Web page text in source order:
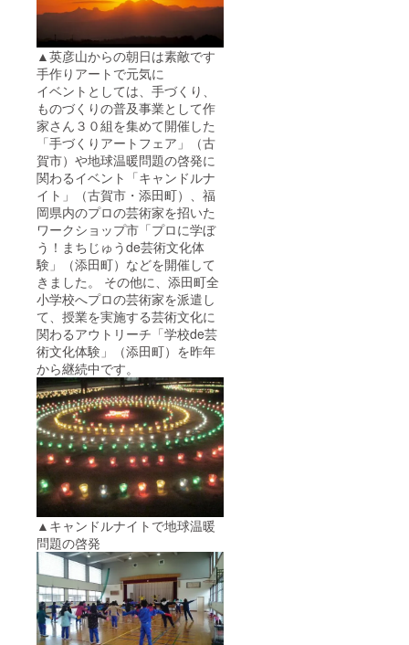
▲英彦山からの朝日は素敵です
手作りアートで元気に
イベントとしては、手づくり、
ものづくりの普及事業として作
家さん３０組を集めて開催した
「手づくりアートフェア」（古
賀市）や地球温暖問題の啓発に
関わるイベント「キャンドルナ
イト」（古賀市・添田町）、福
岡県内のプロの芸術家を招いた
ワークショップ市「プロに学ぼ
う！まちじゅうde芸術文化体
験」（添田町）などを開催して
きました。 その他に、添田町全
小学校へプロの芸術家を派遣し
て、授業を実施する芸術文化に
関わるアウトリーチ「学校de芸
術文化体験」（添田町）を昨年
から継続中です。
▲キャンドルナイトで地球温暖
問題の啓発